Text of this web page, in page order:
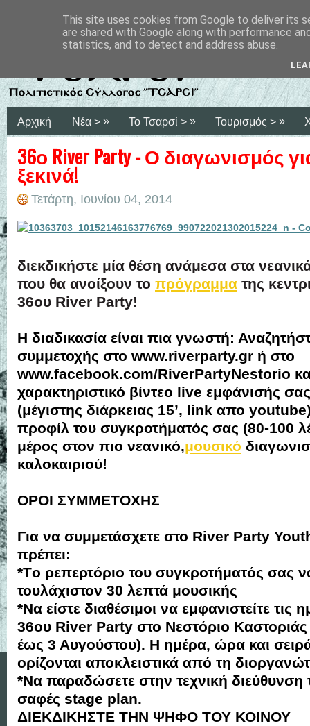
Αρχική Νέα > » Το Τσαρσί > » Τουρισμός > »
36ο River Party - Ο διαγωνισμός
ξεκινά!
Τετάρτη, Ιουνίου 04, 2014
διεκδικήστε μία θέση ανάμεσα στα
που θα ανοίξουν το πρόγραμμα της
36ου River Party!
Η διαδικασία είναι πια γνωστή:
συμμετοχής στο www.riverparty.gr ή στο
www.facebook.com/RiverPartyNestorio και
χαρακτηριστικό βίντεο live εμφάνισής
(μέγιστης διάρκειας 15’, link απο
προφίλ του συγκροτήματός σας (80-100
μέρος στον πιο νεανικό,μουσικό
καλοκαιριού!
ΟΡΟΙ ΣΥΜΜΕΤΟΧΗΣ
Για να συμμετάσχετε στο River Party
πρέπει:
*Tο ρεπερτόριο του συγκροτήματός σας
τουλάχιστον 30 λεπτά μουσικής
*Nα είστε διαθέσιμοι να εμφανιστείτε τις
36ου River Party στο Νεστόριο
έως 3 Αυγούστου). Η ημέρα, ώρα και
ορίζονται αποκλειστικά από τη
*Να παραδώσετε στην τεχνική διεύθυνση
σαφές stage plan.
ΔΙΕΚΔΙΚΗΣΤΕ ΤΗΝ ΨΗΦΟ ΤΟΥ ΚΟΙΝΟΥ
This site uses cookies from Google to deliver its
are shared with Google along with performance
statistics, and to detect and address abuse.